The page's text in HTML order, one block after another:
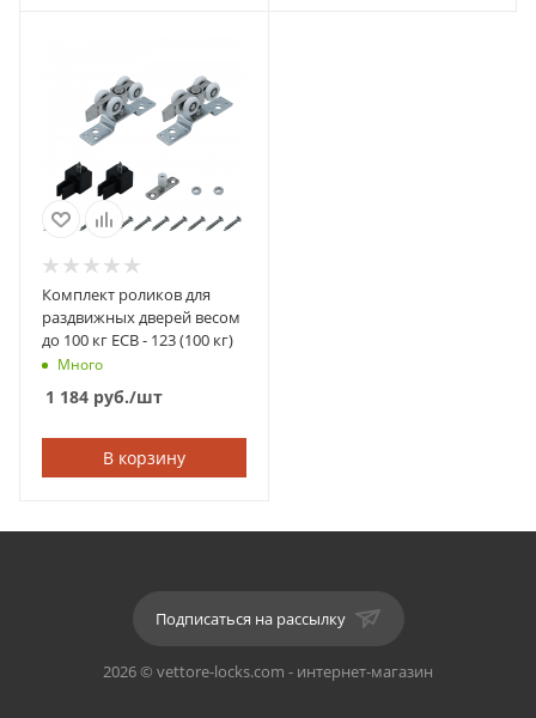
Комплект роликов для
раздвижных дверей весом
до 100 кг ЕСВ - 123 (100 кг)
Много
1 184 руб./шт
В корзину
Подписаться на рассылку
2026 © vettore-locks.com - интернет-магазин